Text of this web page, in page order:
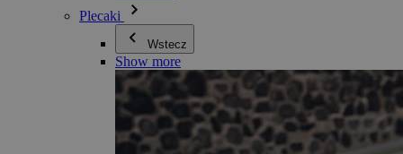
Plecaki
Wstecz
Show more